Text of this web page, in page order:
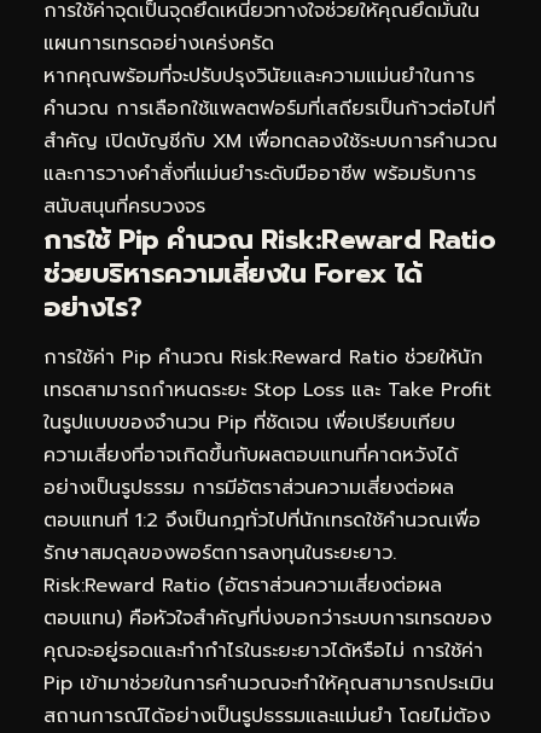
การใช้ค่าจุดเป็นจุดยึดเหนี่ยวทางใจช่วยให้คุณยึดมั่นใน
แผนการเทรดอย่างเคร่งครัด
หากคุณพร้อมที่จะปรับปรุงวินัยและความแม่นยำในการ
คำนวณ การเลือกใช้แพลตฟอร์มที่เสถียรเป็นก้าวต่อไปที่
สำคัญ เปิดบัญชีกับ XM เพื่อทดลองใช้ระบบการคำนวณ
และการวางคำสั่งที่แม่นยำระดับมืออาชีพ พร้อมรับการ
สนับสนุนที่ครบวงจร
การใช้ Pip คำนวณ Risk:Reward Ratio
ช่วยบริหารความเสี่ยงใน Forex ได้
อย่างไร?
การใช้ค่า Pip คำนวณ Risk:Reward Ratio ช่วยให้นัก
เทรดสามารถกำหนดระยะ Stop Loss และ Take Profit
ในรูปแบบของจำนวน Pip ที่ชัดเจน เพื่อเปรียบเทียบ
ความเสี่ยงที่อาจเกิดขึ้นกับผลตอบแทนที่คาดหวังได้
อย่างเป็นรูปธรรม การมีอัตราส่วนความเสี่ยงต่อผล
ตอบแทนที่ 1:2 จึงเป็นกฎทั่วไปที่นักเทรดใช้คำนวณเพื่อ
รักษาสมดุลของพอร์ตการลงทุนในระยะยาว.
Risk:Reward Ratio (อัตราส่วนความเสี่ยงต่อผล
ตอบแทน) คือหัวใจสำคัญที่บ่งบอกว่าระบบการเทรดของ
คุณจะอยู่รอดและทำกำไรในระยะยาวได้หรือไม่ การใช้ค่า
Pip เข้ามาช่วยในการคำนวณจะทำให้คุณสามารถประเมิน
สถานการณ์ได้อย่างเป็นรูปธรรมและแม่นยำ โดยไม่ต้อง